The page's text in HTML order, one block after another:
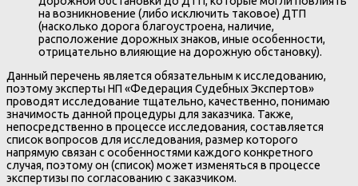
на возникновение (либо исключить таковое) ДТП
(насколько дорога благоустроена, наличие,
расположение дорожных знаков, иные особенности,
отрицательно влияющие на дорожную обстановку).
Данный перечень является обязательным к исследованию,
поэтому эксперты НП «Федерация Судебных Экспертов»
проводят исследование тщательно, качественно, понимаю
значимость данной процедуры для заказчика. Также,
непосредственно в процессе исследования, составляется
список вопросов для исследования, размер которого
напрямую связан с особенностями каждого конкретного
случая, поэтому он (список) может изменяться в процессе
экспертизы по согласованию с заказчиком.